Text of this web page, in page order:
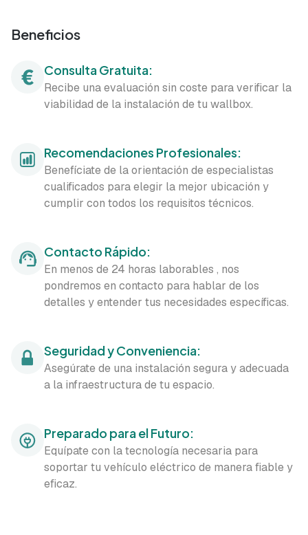
Beneficios
Consulta Gratuita:
Recibe una evaluación sin coste para verificar la
viabilidad de la instalación de tu wallbox.
Recomendaciones Profesionales:
Benefíciate de la orientación de especialistas
cualificados para elegir la mejor ubicación y
cumplir con todos los requisitos técnicos.
Contacto Rápido:
En menos de 24 horas laborables , nos
pondremos en contacto para hablar de los
detalles y entender tus necesidades específicas.
Seguridad y Conveniencia:
Asegúrate de una instalación segura y adecuada
a la infraestructura de tu espacio.
Preparado para el Futuro:
Equípate con la tecnología necesaria para
soportar tu vehículo eléctrico de manera fiable y
eficaz.